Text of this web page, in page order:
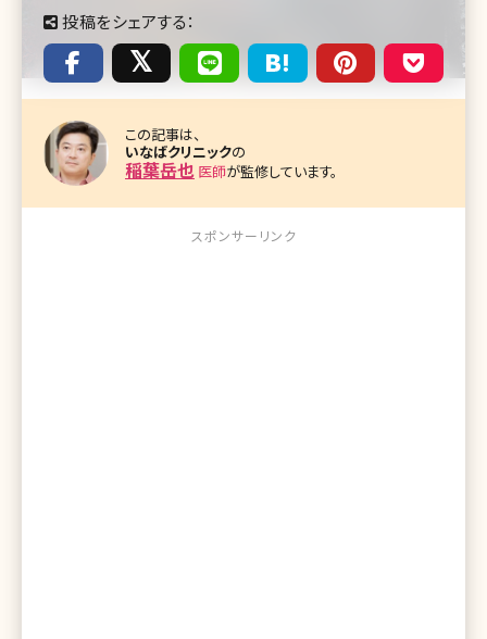
投稿をシェアする：
この記事は、
いなばクリニックの
稲葉岳也 医師が監修しています。
スポンサーリンク